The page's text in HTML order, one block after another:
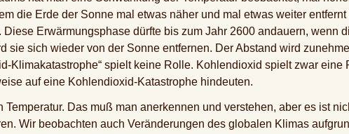
die Erde der Sonne mal etwas näher und mal etwas weiter entfernt
Erwärmungsphase dürfte bis zum Jahr 2600 andauern, wenn
sie sich wieder von der Sonne entfernen. Der Abstand wird
Klimakatastrophe“ spielt keine Rolle. Kohlendioxid spielt zwar eine
auf eine Kohlendioxid-Katastrophe hindeuten.
Das muß man anerkennen und verstehen, aber es ist
Wir beobachten auch Veränderungen des globalen Klimas